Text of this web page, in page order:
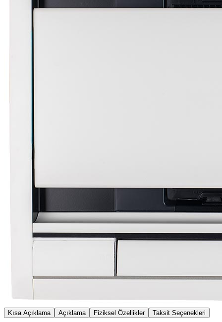
Kısa Açıklama Açıklama Fiziksel Özellikler Taksit Seçenekleri